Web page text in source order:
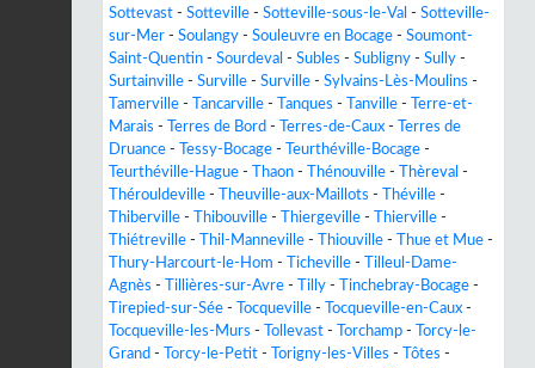
Sottevast - Sotteville - Sotteville-sous-le-Val - Sotteville-
sur-Mer - Soulangy - Souleuvre en Bocage - Soumont-
Saint-Quentin - Sourdeval - Subles - Subligny - Sully -
Surtainville - Surville - Surville - Sylvains-Lès-Moulins -
Tamerville - Tancarville - Tanques - Tanville -
Terre-et-
Marais - Terres de Bord - Terres-de-Caux -
Terres de
Druance - Tessy-Bocage - Teurthéville-Bocage -
Teurthéville-Hague - Thaon - Thénouville - Thèreval -
Thérouldeville - Theuville-aux-Maillots - Théville -
Thiberville - Thibouville - Thiergeville - Thierville -
Thiétreville - Thil-Manneville - Thiouville - Thue et Mue -
Thury-Harcourt-le-Hom - Ticheville -
Tilleul-Dame-
Agnès - Tillières-sur-Avre - Tilly - Tinchebray-Bocage -
Tirepied-sur-Sée - Tocqueville - Tocqueville-en-Caux -
Tocqueville-les-Murs - Tollevast - Torchamp -
Torcy-le-
Grand - Torcy-le-Petit - Torigny-les-Villes - Tôtes -